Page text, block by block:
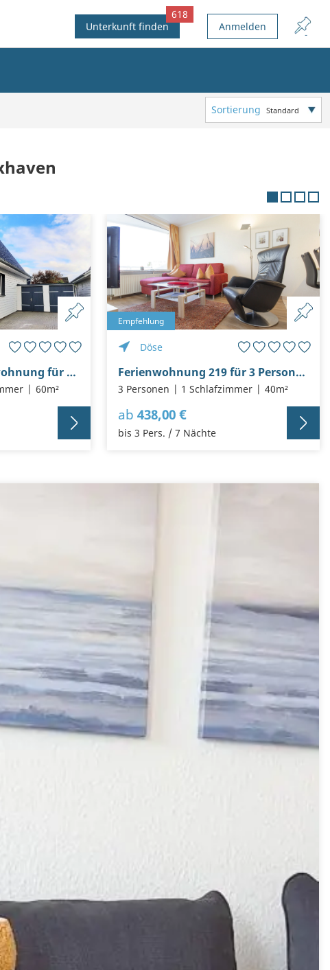
Unterkunft finden
618
Anmelden
Sortierung Standard
Strandnahe Ferienwohnung für 2 Personen, nur 200 Meter zum Strand (Strand- Unterdeck)
60m²
Döse
Empfehlung
Ferienwohnung 219 für 3 Personen im Lord Nelson in Döse
3 Personen 1 Schlafzimmer 40m²
ab 438,00 €
bis 3 Pers. / 7 Nächte